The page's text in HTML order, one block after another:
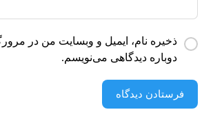
ذخیره نام، ایمیل و وبسایت من در
دوباره دیدگاهی می‌نویسم.
فرستادن دیدگاه